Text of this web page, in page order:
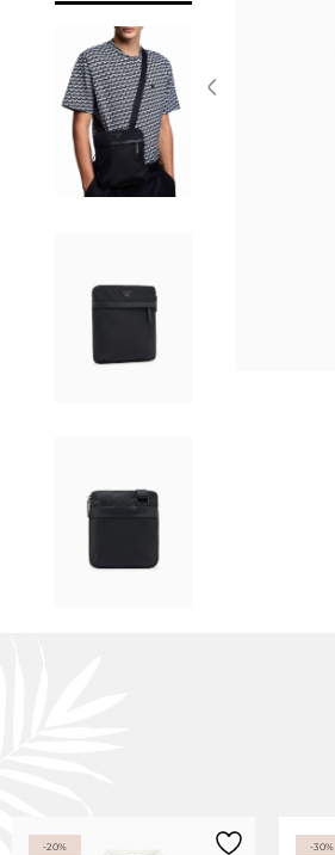
-20% -30%